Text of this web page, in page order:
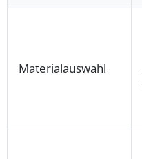
Materialauswahl